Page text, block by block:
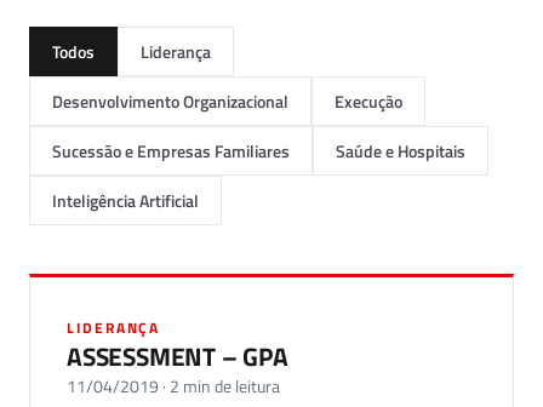
Todos
Liderança
Desenvolvimento Organizacional
Execução
Sucessão e Empresas Familiares
Saúde e Hospitais
Inteligência Artificial
LIDERANÇA
ASSESSMENT – GPA
11/04/2019 · 2 min de leitura